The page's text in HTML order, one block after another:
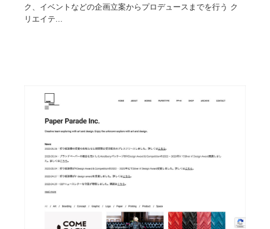
ク、イベントなどの企画立案からプロデュースまでを行う ク
リエイテ...